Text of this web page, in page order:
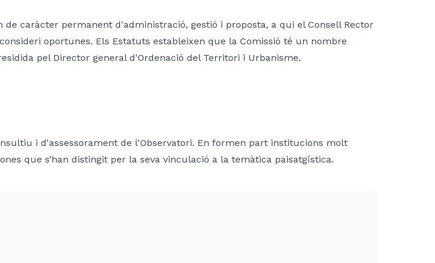
de caràcter permanent d'administració, gestió i proposta, a qui el Consell Rector
oportunes. Els Estatuts estableixen que la Comissió té un nombre
pel Director general d'Ordenació del Territori i Urbanisme.
i d'assessorament de l'Observatori. En formen part institucions molt
que s’han distingit per la seva vinculació a la temàtica paisatgística.